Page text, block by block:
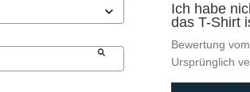
Ich habe
das T-Shirt
Bewertung
Ursprünglich